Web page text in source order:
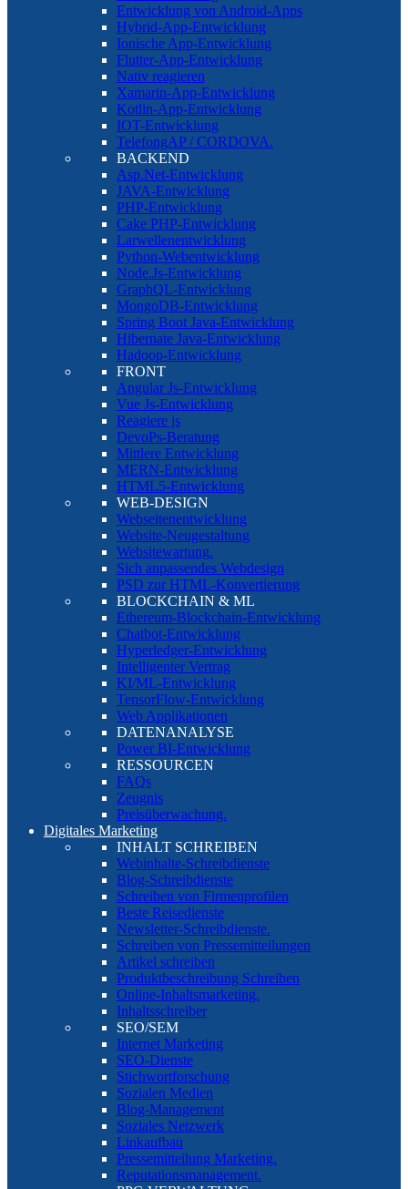
Entwicklung von Android-Apps
Hybrid-App-Entwicklung
Ionische App-Entwicklung
Flutter-App-Entwicklung
Nativ reagieren
Xamarin-App-Entwicklung
Kotlin-App-Entwicklung
IOT-Entwicklung
TelefongAP / CORDOVA.
BACKEND
Asp.Net-Entwicklung
JAVA-Entwicklung
PHP-Entwicklung
Cake PHP-Entwicklung
Larwellenentwicklung
Python-Webentwicklung
Node.Js-Entwicklung
GraphQL-Entwicklung
MongoDB-Entwicklung
Spring Boot Java-Entwicklung
Hibernate Java-Entwicklung
Hadoop-Entwicklung
FRONT
Angular Js-Entwicklung
Vue Js-Entwicklung
Reagiere js
DevoPs-Beratung
Mittlere Entwicklung
MERN-Entwicklung
HTML5-Entwicklung
WEB-DESIGN
Webseitenentwicklung
Website-Neugestaltung
Websitewartung.
Sich anpassendes Webdesign
PSD zur HTML-Konvertierung
BLOCKCHAIN & ML
Ethereum-Blockchain-Entwicklung
Chatbot-Entwicklung
Hyperledger-Entwicklung
Intelligenter Vertrag
KI/ML-Entwicklung
TensorFlow-Entwicklung
Web Applikationen
DATENANALYSE
Power BI-Entwicklung
RESSOURCEN
FAQs
Zeugnis
Preisüberwachung.
Digitales Marketing
INHALT SCHREIBEN
Webinhalte-Schreibdienste
Blog-Schreibdienste
Schreiben von Firmenprofilen
Beste Reisedienste
Newsletter-Schreibdienste.
Schreiben von Pressemitteilungen
Artikel schreiben
Produktbeschreibung Schreiben
Online-Inhaltsmarketing.
Inhaltsschreiber
SEO/SEM
Internet Marketing
SEO-Dienste
Stichwortforschung
Sozialen Medien
Blog-Management
Soziales Netzwerk
Linkaufbau
Pressemitteilung Marketing.
Reputationsmanagement.